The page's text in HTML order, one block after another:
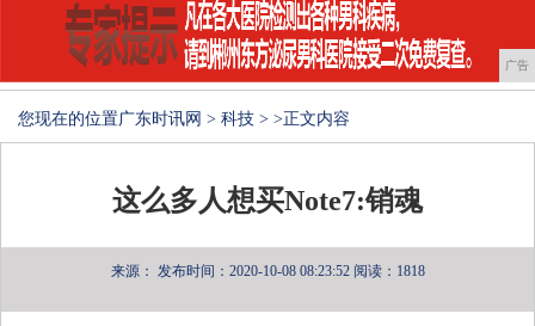
广告
您现在的位置广东时讯网 > 科技 > >正文内容
这么多人想买Note7:销魂
来源： 发布时间：2020-10-08 08:23:52 阅读：1818